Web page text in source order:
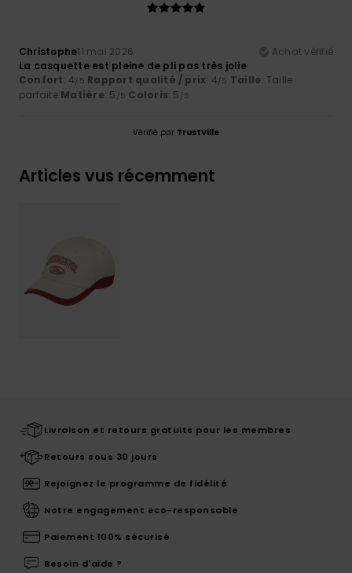
Christophe11 mai 2026
Achat vérifié
La casquette est pleine de pli pas très jolie
Confort: 4/5 Rapport qualité / prix: 4/5 Taille: Taille
parfaite Matière: 5 /5 Coloris: 5 /5
Vérifié par TrustVille
Articles vus récemment
Livraison et retours gratuits pour les membres
Retours sous 30 jours
Rejoignez le programme de fidélité
Notre engagement eco-responsable
Paiement 100% sécurisé
Besoin d'aide ?